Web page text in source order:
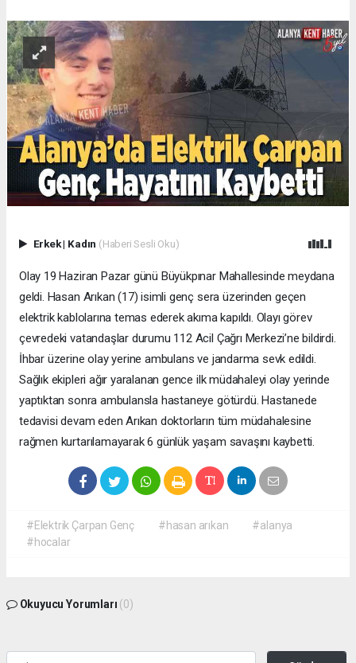
Erkek| Kadın (Haberi Sesli Oku)
Olay 19 Haziran Pazar günü Büyükpınar Mahallesinde meydana
geldi. Hasan Arıkan (17) isimli genç sera üzerinden geçen
elektrik kablolarına temas ederek akıma kapıldı. Olayı görev
çevredeki vatandaşlar durumu 112 Acil Çağrı Merkezi’ne bildirdi.
İhbar üzerine olay yerine ambulans ve jandarma sevk edildi.
Sağlık ekipleri ağır yaralanan gence ilk müdahaleyi olay yerinde
yaptıktan sonra ambulansla hastaneye götürdü. Hastanede
tedavisi devam eden Arıkan doktorların tüm müdahalesine
rağmen kurtarılamayarak 6 günlük yaşam savaşını kaybetti.
#Elektrik Çarpan Genç #hasan arıkan
#alanya
#hocalar
Okuyucu Yorumları (0)